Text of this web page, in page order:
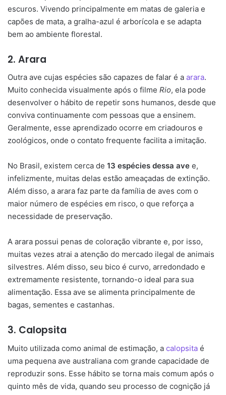
escuros. Vivendo principalmente em matas de galeria e
capões de mata, a gralha-azul é arborícola e se adapta
bem ao ambiente florestal.
2. Arara
Outra ave cujas espécies são capazes de falar é a arara.
Muito conhecida visualmente após o filme Rio, ela pode
desenvolver o hábito de repetir sons humanos, desde que
conviva continuamente com pessoas que a ensinem.
Geralmente, esse aprendizado ocorre em criadouros e
zoológicos, onde o contato frequente facilita a imitação.
No Brasil, existem cerca de 13 espécies dessa ave e,
infelizmente, muitas delas estão ameaçadas de extinção.
Além disso, a arara faz parte da família de aves com o
maior número de espécies em risco, o que reforça a
necessidade de preservação.
A arara possui penas de coloração vibrante e, por isso,
muitas vezes atrai a atenção do mercado ilegal de animais
silvestres. Além disso, seu bico é curvo, arredondado e
extremamente resistente, tornando-o ideal para sua
alimentação. Essa ave se alimenta principalmente de
bagas, sementes e castanhas.
3. Calopsita
Muito utilizada como animal de estimação, a calopsita é
uma pequena ave australiana com grande capacidade de
reproduzir sons. Esse hábito se torna mais comum após o
quinto mês de vida, quando seu processo de cognição já